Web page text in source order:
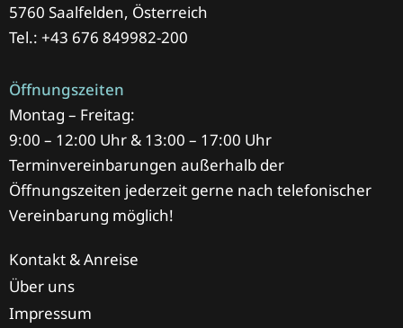
5760 Saalfelden, Österreich
Tel.: +43 676 849982-200
Öffnungszeiten
Montag – Freitag:
9:00 – 12:00 Uhr & 13:00 – 17:00 Uhr
Terminvereinbarungen außerhalb der
Öffnungszeiten jederzeit gerne nach telefonischer
Vereinbarung möglich!
Kontakt & Anreise
Über uns
Impressum